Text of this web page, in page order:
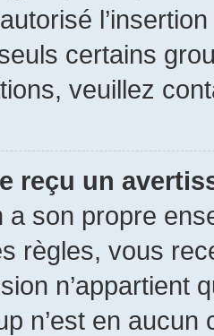
certains
veuillez
reçu un
a son propre
règles, vous
n’appartient
n’est en